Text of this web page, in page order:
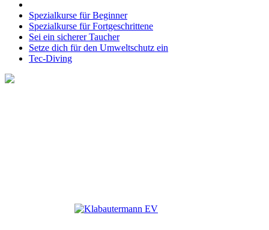
Spezialkurse für Beginner
Spezialkurse für Fortgeschrittene
Sei ein sicherer Taucher
Setze dich für den Umweltschutz ein
Tec-Diving